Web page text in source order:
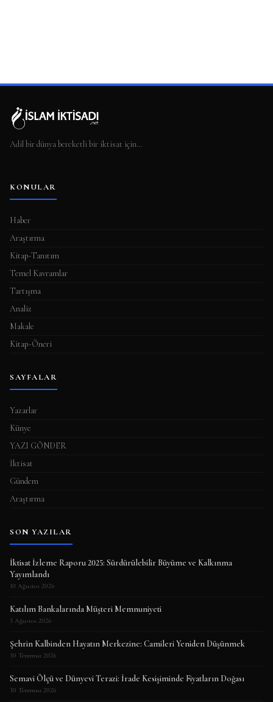
Adil bir dünya bereketli bir iktisat için…
KONULAR
Haber
Araştırma
Kitap-Tanıtım
Temel Kavramlar
Tartışma
Analiz
Makale
Kitap-Öneri
SAYFALAR
Yazarlar
Künye
YAZI GÖNDER
İktisat
Gündem
Araştırma
SON YAZILAR
İktisat İzleme Raporu 2025: Sürdürülebilir Büyüme ve Kalkınma
Yayımlandı
10 Ağustos 2026
Katılım Bankalarında Müşteri Memnuniyeti
3 Ağustos 2026
Şehrin Kalbinden Hayatın Merkezine: Camileri Yeniden Düşünmek
30 Temmuz 2026
Semavi Ölçü ve Dünyevi Terazi: İrade Kesişiminde Fiyatların Doğası
30 Temmuz 2026